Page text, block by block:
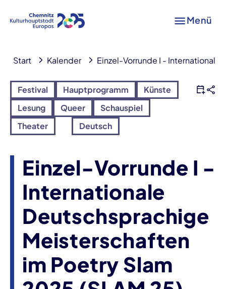
Menü
Start Kalender Einzel-Vorrunde I -
Festival Hauptprogramm
Künste
Lesung
Queer
Schauspiel
Theater
Deutsch
Einzel-Vorrunde I -
Internationale
Deutschsprachige
Meisterschaften
im Poetry Slam